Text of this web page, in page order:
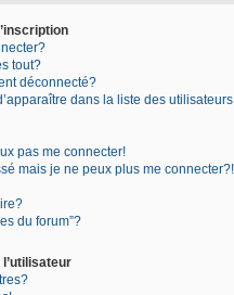
tout?
déconnecté?
dans la liste des utilisateurs
pas me connecter!
mais je ne peux plus me connecter?!
du forum”?